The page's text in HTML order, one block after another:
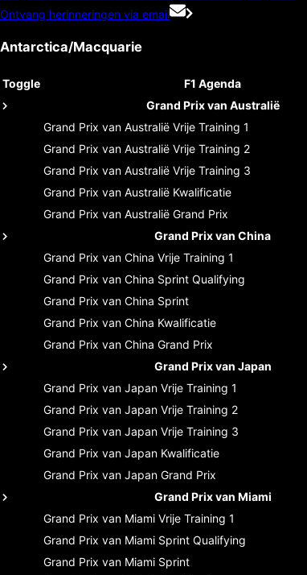
Ontvang herinneringen via email
Antarctica/Macquarie
Toggle F1 Agenda
Grand Prix van Australië
Grand Prix van Australië Vrije Training 1
Grand Prix van Australië Vrije Training 2
Grand Prix van Australië Vrije Training 3
Grand Prix van Australië Kwalificatie
Grand Prix van Australië Grand Prix
Grand Prix van China
Grand Prix van China Vrije Training 1
Grand Prix van China Sprint Qualifying
Grand Prix van China Sprint
Grand Prix van China Kwalificatie
Grand Prix van China Grand Prix
Grand Prix van Japan
Grand Prix van Japan Vrije Training 1
Grand Prix van Japan Vrije Training 2
Grand Prix van Japan Vrije Training 3
Grand Prix van Japan Kwalificatie
Grand Prix van Japan Grand Prix
Grand Prix van Miami
Grand Prix van Miami Vrije Training 1
Grand Prix van Miami Sprint Qualifying
Grand Prix van Miami Sprint